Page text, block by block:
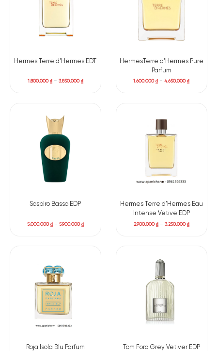
Có nên mua nước hoa nam Red Vetiver không?
d’Hermès nhưng mong muốn một phiên bản ít citrus hơn,
mượt mà hơn và giữ mùi lâu hơn, Red Vetiver sẽ không làm
bạn thất vọng.
Hermes Terre d’Hermes EDT
1.800.000₫– 3.850.000₫
HermesTerre d’Hermes Pure
Parfum
1.600.000₫ –4.650.000₫
Sospiro Basso EDP
5.000.000₫– 5.900.000₫
Hermes Terre d’Hermes Eau
Intense Vetive EDP
2.900.000₫– 3.250.000₫
Roja Isola Blu Parfum Tom Ford Grey Vetiver EDP